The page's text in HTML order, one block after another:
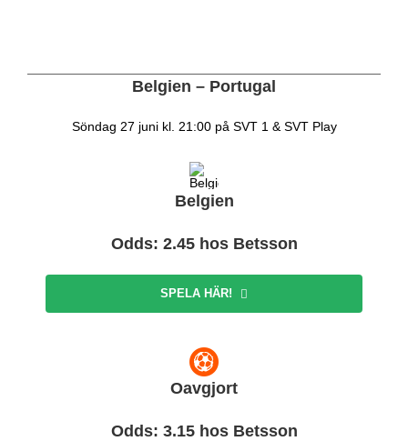
Belgien – Portugal
Söndag 27 juni kl. 21:00 på SVT 1 & SVT Play
Belgien
Odds: 2.45 hos Betsson
SPELA HÄR!
Oavgjort
Odds: 3.15 hos Betsson